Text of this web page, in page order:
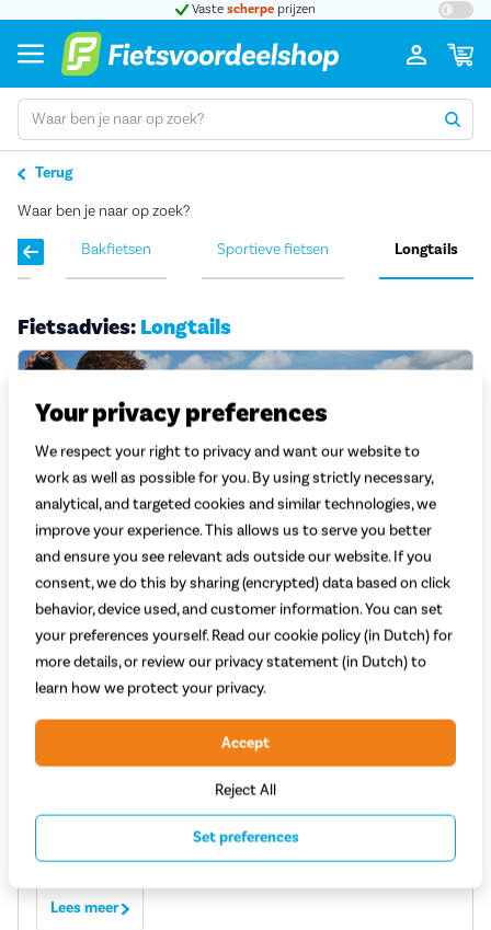
Vaste scherpe prijzen
Terug
Waar ben je naar op zoek?
Bakfietsen Sportieve fietsen Longtails
Fietsadvies:Longtails
Longtails
4 september 2025
Bakfiets, moederfiets of longtail? Ontdek
welke familiefiets bij jouw gezin past
Wat is fijner dan buiten zijn met je kinderen? Fietsen met je
de dag doornemen. Als je kinderen nog niet zelf kunnen fietsen,
komt een familiefiets goed van pas. N...
Lees meer
Your privacy preferences
We respect your right to privacy and want our website to
work as well as possible for you. By using strictly necessary,
analytical, and targeted cookies and similar technologies, we
improve your experience. This allows us to serve you better
and ensure you see relevant ads outside our website. If you
consent, we do this by sharing (encrypted) data based on click
behavior, device used, and customer information. You can set
your preferences yourself. Read our cookie policy (in Dutch) for
more details, or review our privacy statement (in Dutch) to
learn how we protect your privacy.
Reject All
Accept
Set preferences